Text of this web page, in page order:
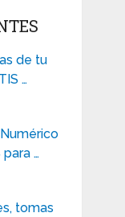
de tu
…
para …
tomas